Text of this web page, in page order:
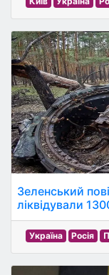
Зеленський
ліквідували
Україна Росія